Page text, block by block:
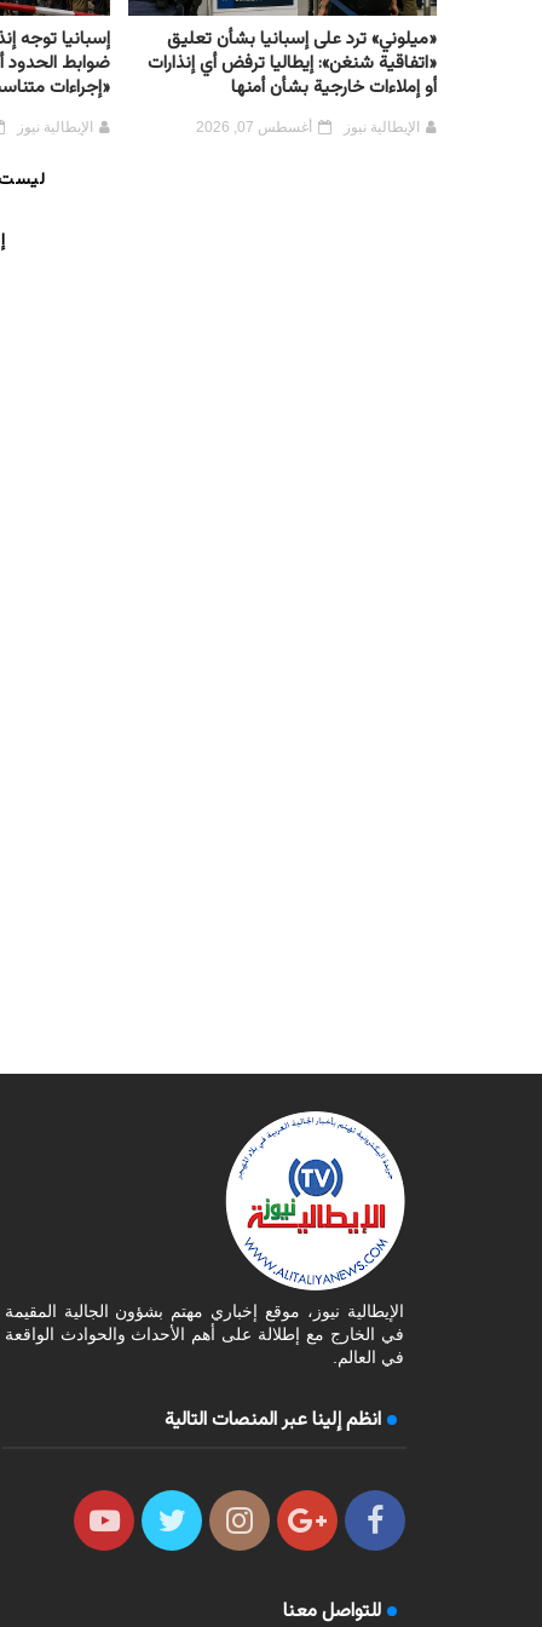
«ميلوني» ترد على إسبانيا بشأن تعليق
«اتفاقية شنغن»: إيطاليا ترفض أي إنذارات
أو إملاءات خارجية بشأن أمنها
الإيطالية نيوز أغسطس 07, 2026
إسبانيا توجه
ضوابط
«إجراءات
الإيطالية نيوز
الإيطالية نيوز، موقع إخباري مهتم بشؤون الجالية المقيمة
في الخارج مع إطلالة على أهم الأحداث والحوادث الواقعة
في العالم.
انظم إلينا عبر المنصات التالية
للتواصل معنا